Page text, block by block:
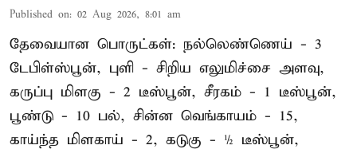
Published on: 02 Aug 2026, 8:01 am
தேவையான பொருட்கள்: நல்லெண்ணெய் - 3
டேபிள்ஸ்பூன், புளி - சிறிய எலுமிச்சை அளவு,
கருப்பு மிளகு - 2 டீஸ்பூன், சீரகம் - 1 டீஸ்பூன்,
பூண்டு - 10 பல், சின்ன வெங்காயம் - 15,
காய்ந்த மிளகாய் - 2, கடுகு - ½ டீஸ்பூன்,